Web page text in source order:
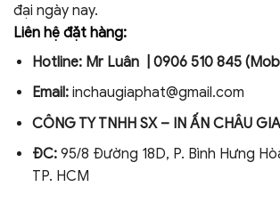
đại ngày nay.
Liên hệ đặt hàng:
Hotline: Mr Luân | 0906 510 845
Email:inchaugiaphat@gmail.com
CÔNG TY TNHH SX – IN ẤN CHÂU
ĐC:95/8 Đường 18D, P. Bình Hưng
TP. HCM